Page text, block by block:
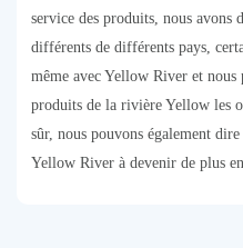
service des produits, nous avons
différents de différents pays,
même avec Yellow River et nous
produits de la rivière Yellow les
sûr, nous pouvons également
Yellow River à devenir de plus